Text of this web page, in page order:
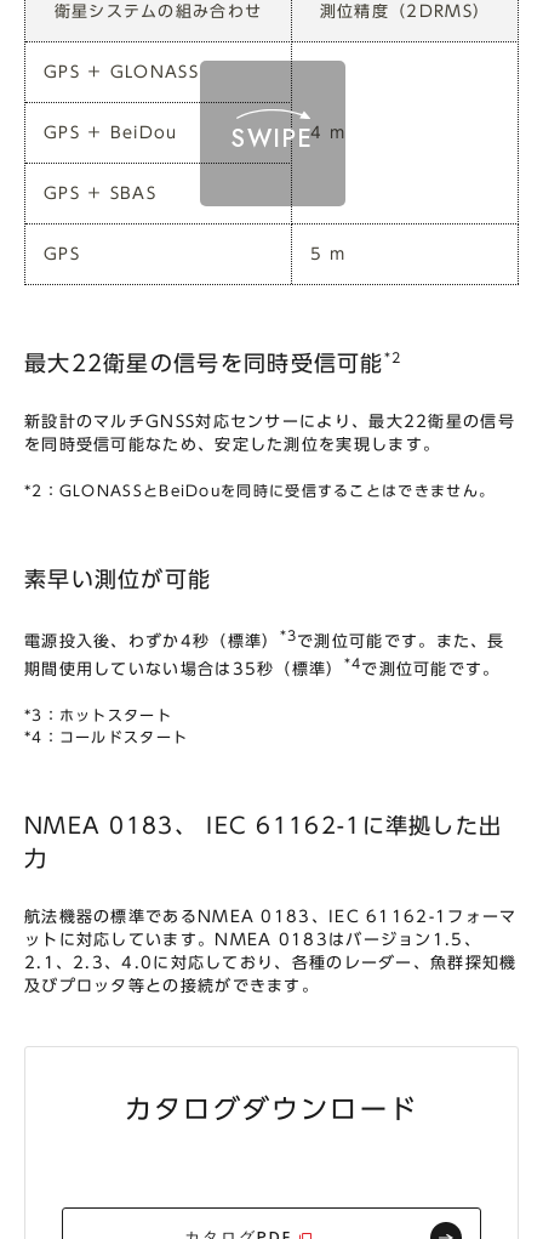
衛星システムの組み合わせ 測位精度（2DRMS）
GPS ＋ GLONASS
4 m
GPS ＋ BeiDou
GPS ＋ SBAS
GPS 5 m
最大22衛星の信号を同時受信可能*2
新設計のマルチGNSS対応センサーにより、最大22衛星の信号
を同時受信可能なため、安定した測位を実現します。
*2：GLONASSとBeiDouを同時に受信することはできません。
素早い測位が可能
電源投入後、わずか4秒（標準） *3で測位可能です。また、長
期間使用していない場合は35秒（標準）
*4で測位可能です。
*3：ホットスタート
*4：コールドスタート
NMEA 0183、 IEC 61162-1に準拠した出
力
航法機器の標準であるNMEA 0183、IEC 61162-1フォーマ
ットに対応しています。NMEA 0183はバージョン1.5、
2.1、2.3、4.0に対応しており、各種のレーダー、魚群探知機
及びプロッタ等との接続ができます。
カタログダウンロード